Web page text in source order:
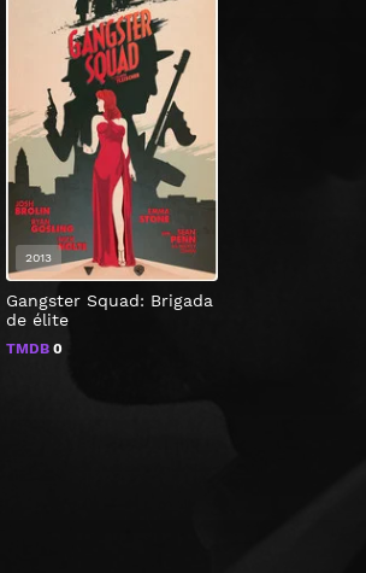
Gangster Squad: Brigada
de élite
TMDB0
2013